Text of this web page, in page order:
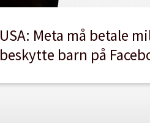
USA: Meta må betale
beskytte barn på